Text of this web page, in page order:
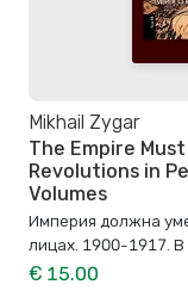
Mikhail Zygar
The Empire
Revolutions in
Volumes
Империя должна
лицах. 1900-1917. В
€ 15.00